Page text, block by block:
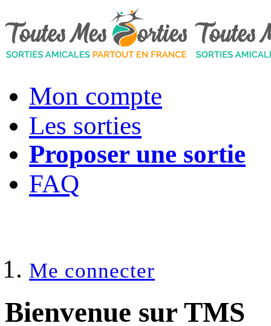
Mon compte
Les sorties
Proposer une sortie
FAQ
Me connecter
Bienvenue sur TMS